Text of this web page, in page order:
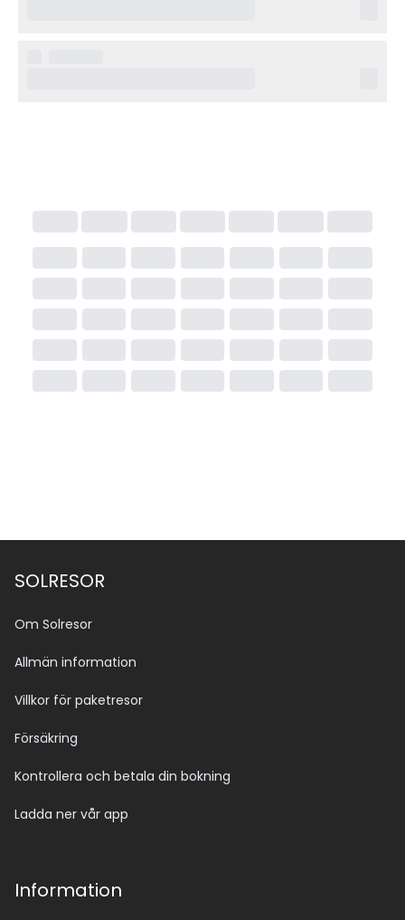
SOLRESOR
Om Solresor
Allmän information
Villkor för paketresor
Försäkring
Kontrollera och betala din bokning
Ladda ner vår app
Information